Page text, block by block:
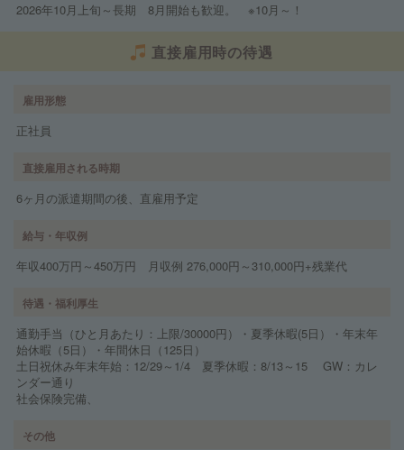
2026年10月上旬～長期 8月開始も歓迎。 ※10月～！
直接雇用時の待遇
雇用形態
正社員
直接雇用される時期
6ヶ月の派遣期間の後、直雇用予定
給与・年収例
年収400万円～450万円 月収例 276,000円～310,000円+残業代
待遇・福利厚生
通勤手当（ひと月あたり：上限/30000円）・夏季休暇(5日）・年末年
始休暇（5日）・年間休日（125日）
土日祝休み年末年始：12/29～1/4 夏季休暇：8/13～15 GW：カレ
ンダー通り
社会保険完備、
その他